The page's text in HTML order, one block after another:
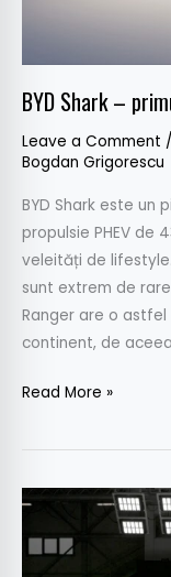
BYD Shark –
Leave a Comment /
Bogdan Grigorescu
BYD Shark este un
propulsie PHEV de
veleități de
sunt extrem de
Ranger are o
continent, de
Read More »
Renault
Sustainability
Tour